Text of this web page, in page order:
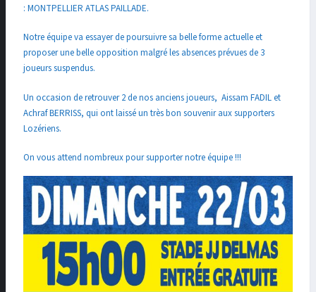
: MONTPELLIER ATLAS PAILLADE.
Notre équipe va essayer de poursuivre sa belle forme actuelle et
proposer une belle opposition malgré les absences prévues de 3
joueurs suspendus.
Un occasion de retrouver 2 de nos anciens joueurs, Aissam FADIL et
Achraf BERRISS, qui ont laissé un très bon souvenir aux supporters
Lozériens.
On vous attend nombreux pour supporter notre équipe !!!